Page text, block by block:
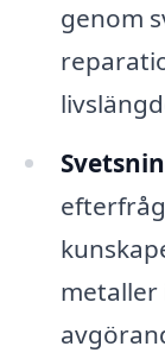
genom
metaller